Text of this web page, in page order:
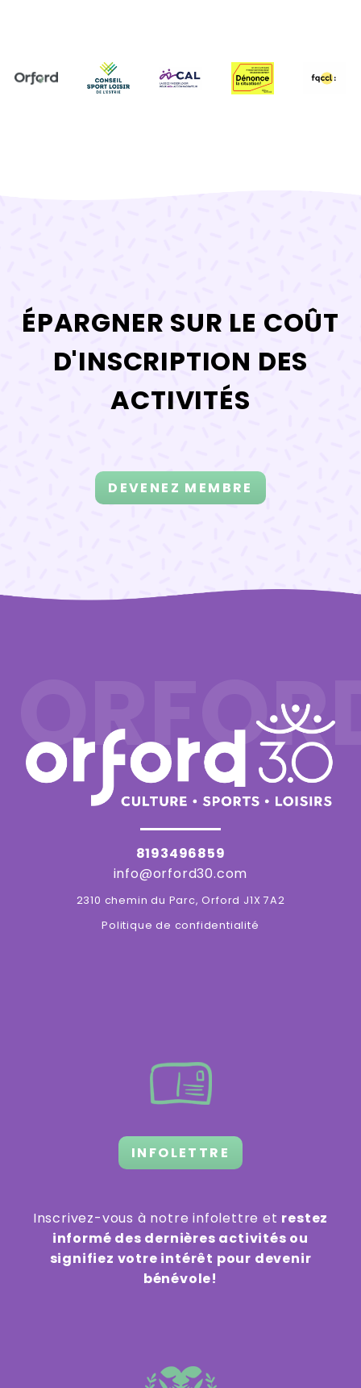
ÉPARGNER SUR LE COÛT
D'INSCRIPTION DES
ACTIVITÉS
DEVENEZ MEMBRE
8193496859
info@orford30.com
2310 chemin du Parc, Orford J1X 7A2
Politique de confidentialité
INFOLETTRE
Inscrivez-vous à notre infolettre et restez
informé des dernières activités ou
signifiez votre intérêt pour devenir
bénévole!